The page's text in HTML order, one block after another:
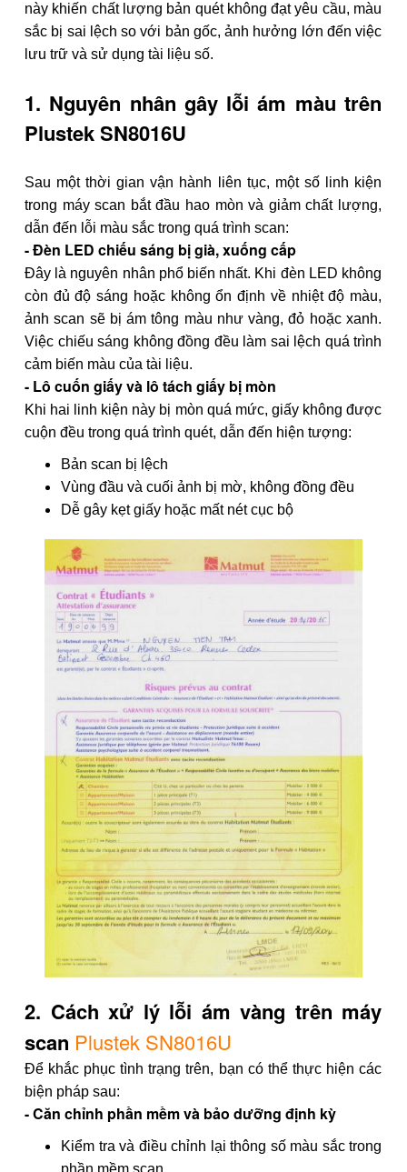
này khiến chất lượng bản quét không đạt yêu cầu, màu
sắc bị sai lệch so với bản gốc, ảnh hưởng lớn đến việc
lưu trữ và sử dụng tài liệu số.
1. Nguyên nhân gây lỗi ám màu trên
Plustek SN8016U
Sau một thời gian vận hành liên tục, một số linh kiện
trong máy scan bắt đầu hao mòn và giảm chất lượng,
dẫn đến lỗi màu sắc trong quá trình scan:
- Đèn LED chiếu sáng bị già, xuống cấp
Đây là nguyên nhân phổ biến nhất. Khi đèn LED không
còn đủ độ sáng hoặc không ổn định về nhiệt độ màu,
ảnh scan sẽ bị ám tông màu như vàng, đỏ hoặc xanh.
Việc chiếu sáng không đồng đều làm sai lệch quá trình
cảm biến màu của tài liệu.
- Lô cuốn giấy và lô tách giấy bị mòn
Khi hai linh kiện này bị mòn quá mức, giấy không được
cuộn đều trong quá trình quét, dẫn đến hiện tượng:
Bản scan bị lệch
Vùng đầu và cuối ảnh bị mờ, không đồng đều
Dễ gây kẹt giấy hoặc mất nét cục bộ
2. Cách xử lý lỗi ám vàng trên máy
scan Plustek SN8016U
Để khắc phục tình trạng trên, bạn có thể thực hiện các
biện pháp sau:
- Căn chỉnh phần mềm và bảo dưỡng định kỳ
Kiểm tra và điều chỉnh lại thông số màu sắc trong
phần mềm scan.